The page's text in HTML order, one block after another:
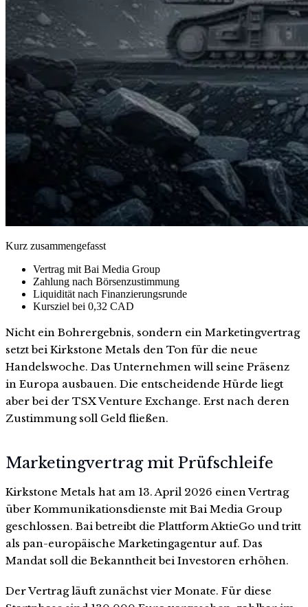
Kurz zusammengefasst
Vertrag mit Bai Media Group
Zahlung nach Börsenzustimmung
Liquidität nach Finanzierungsrunde
Kursziel bei 0,32 CAD
Nicht ein Bohrergebnis, sondern ein Marketingvertrag
setzt bei Kirkstone Metals den Ton für die neue
Handelswoche. Das Unternehmen will seine Präsenz
in Europa ausbauen. Die entscheidende Hürde liegt
aber bei der TSX Venture Exchange. Erst nach deren
Zustimmung soll Geld fließen.
Marketingvertrag mit Prüfschleife
Kirkstone Metals hat am 13. April 2026 einen Vertrag
über Kommunikationsdienste mit Bai Media Group
geschlossen. Bai betreibt die Plattform AktieGo und tritt
als pan-europäische Marketingagentur auf. Das
Mandat soll die Bekanntheit bei Investoren erhöhen.
Der Vertrag läuft zunächst vier Monate. Für diese